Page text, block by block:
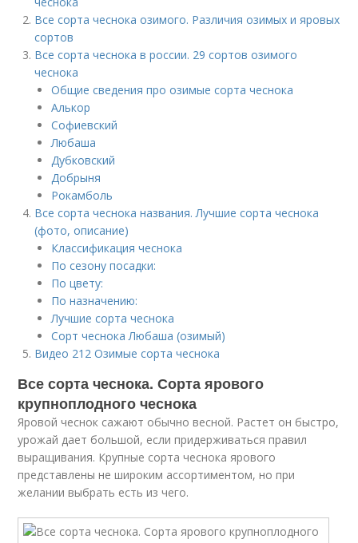
Все сорта чеснока озимого. Различия озимых и яровых
сортов
Все сорта чеснока в россии. 29 сортов озимого
чеснока
Общие сведения про озимые сорта чеснока
Алькор
Софиевский
Любаша
Дубковский
Добрыня
Рокамболь
Все сорта чеснока названия. Лучшие сорта чеснока
(фото, описание)
Классификация чеснока
По сезону посадки:
По цвету:
По назначению:
Лучшие сорта чеснока
Сорт чеснока Любаша (озимый)
Видео 212 Озимые сорта чеснока
Все сорта чеснока. Сорта ярового
крупноплодного чеснока
Яровой чеснок сажают обычно весной. Растет он быстро,
урожай дает большой, если придерживаться правил
выращивания. Крупные сорта чеснока ярового
представлены не широким ассортиментом, но при
желании выбрать есть из чего.